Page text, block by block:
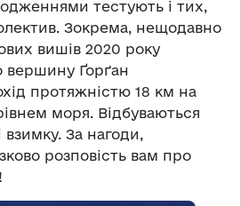
тестують і тих,
Зокрема, нещодавно
вишів 2020 року
вершину Ґорґан
протяжністю 18 км на
моря. Відбуваються
взимку. За нагоди,
розповість вам про